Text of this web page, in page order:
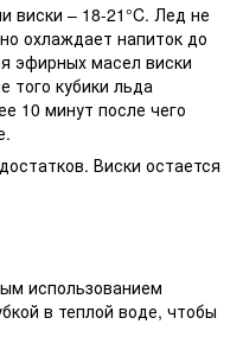
виски – 18-21°C. Лед не
охлаждает напиток до
эфирных масел виски
того кубики льда
10 минут после чего
Виски остается
использованием
в теплой воде, чтобы